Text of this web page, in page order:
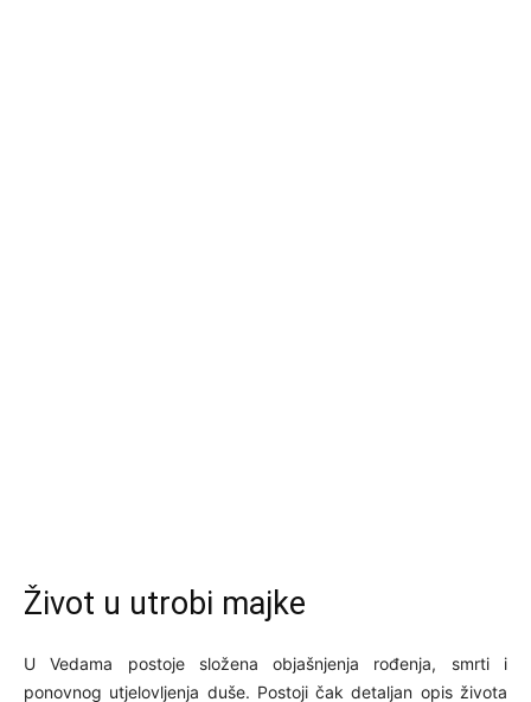
Život u utrobi majke
U Vedama postoje složena objašnjenja rođenja, smrti i
ponovnog utjelovljenja duše. Postoji čak detaljan opis života